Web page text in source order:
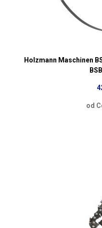
Holzmann Maschinen
od